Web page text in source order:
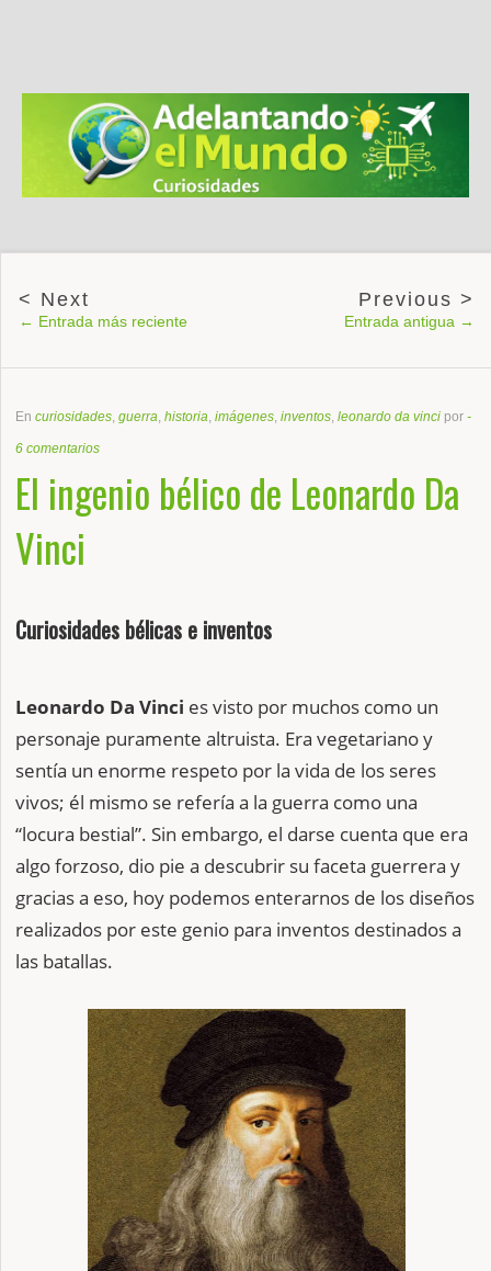
← Entrada más reciente Entrada antigua →
Encuriosidades,guerra,historia,imágenes,inventos,leonardo da vinci por-
6 comentarios
El ingenio bélico de Leonardo Da
Vinci
Curiosidades bélicas e inventos
Leonardo Da Vinci es visto por muchos como un
personaje puramente altruista. Era vegetariano y
sentía un enorme respeto por la vida de los seres
vivos; él mismo se refería a la guerra como una
“locura bestial”. Sin embargo, el darse cuenta que era
algo forzoso, dio pie a descubrir su faceta guerrera y
gracias a eso, hoy podemos enterarnos de los diseños
realizados por este genio para inventos destinados a
las batallas.